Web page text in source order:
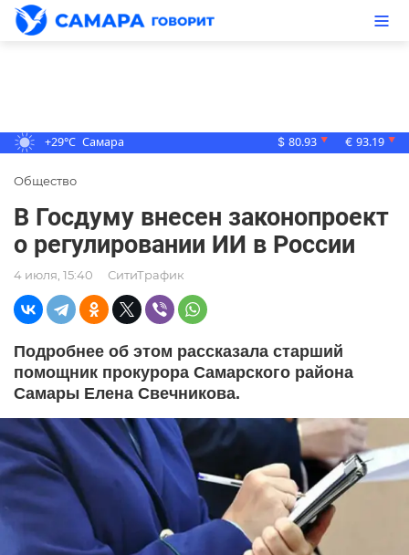
+29°C Самара $ 80.93 ▼ € 93.19 ▼
Общество
В Госдуму внесен законопроект
о регулировании ИИ в России
4 июля, 15:40 СитиТрафик
Подробнее об этом рассказала старший
помощник прокурора Самарского района
Самары Елена Свечникова.